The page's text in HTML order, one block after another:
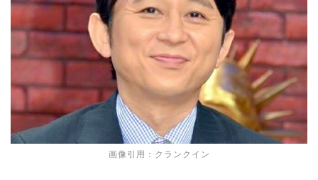
画像引用：クランクイン